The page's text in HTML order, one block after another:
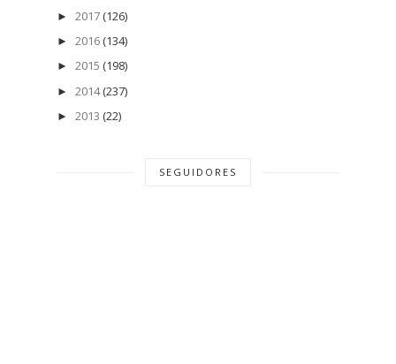
► 2017 (126)
► 2016 (134)
► 2015 (198)
► 2014 (237)
► 2013 (22)
SEGUIDORES